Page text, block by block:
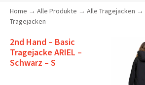
Home → Alle Produkte → Alle Tragejacken →
Tragejacken
2nd Hand – Basic
Tragejacke ARIEL –
Schwarz – S